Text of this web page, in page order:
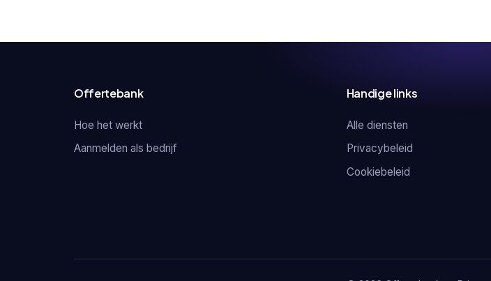
Offertebank
Hoe het werkt
Aanmelden als bedrijf
Handige links
Alle diensten
Privacybeleid
Cookiebeleid